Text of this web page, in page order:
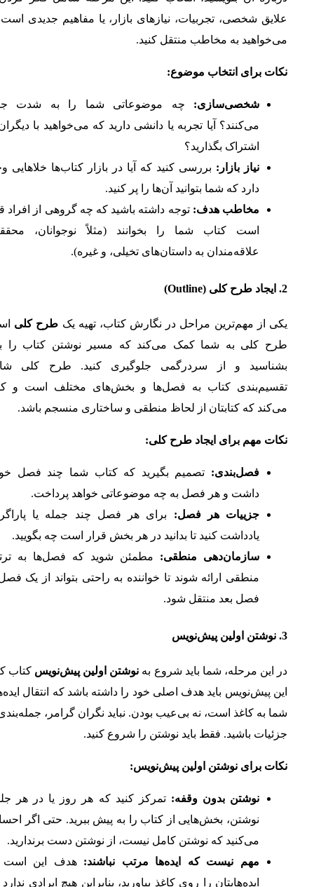
علایق شخصی، تجربیات، نیازهای بازار، یا مفاهیم جدیدی
می‌خواهید به مخاطب منتقل کنید.
نکات برای انتخاب موضوع:
شخصی‌سازی: چه موضوعاتی شما را به شدت
می‌کنند؟ آیا تجربه یا دانشی دارید که می‌خواهید با
اشتراک بگذارید؟
نیاز بازار: بررسی کنید که آیا در بازار کتاب‌ها خلاهایی
دارد که شما بتوانید آن‌ها را پر کنید.
مخاطب هدف: توجه داشته باشید که چه گروهی از افراد
است کتاب شما را بخوانند (مثلاً نوجوانان،
علاقه‌مندان به داستان‌های تخیلی، و غیره).
2. ایجاد طرح کلی (Outline)
یکی از مهم‌ترین مراحل در نگارش کتاب، تهیه یک طرح کلی
طرح کلی به شما کمک می‌کند که مسیر نوشتن کتاب را
بشناسید و از سردرگمی جلوگیری کنید. طرح کلی
تقسیم‌بندی کتاب به فصل‌ها و بخش‌های مختلف است و
می‌کند که کتابتان از لحاظ منطقی و ساختاری منسجم باشد.
نکات مهم برای ایجاد طرح کلی:
فصل‌بندی: تصمیم بگیرید که کتاب شما چند فصل
داشت و هر فصل به چه موضوعاتی خواهد پرداخت.
جزییات هر فصل: برای هر فصل چند جمله یا
یادداشت کنید تا بدانید در هر بخش قرار است چه بگویید.
سازمان‌دهی منطقی: مطمئن شوید که فصل‌ها به
منطقی ارائه شوند تا خواننده به راحتی بتواند از یک
فصل بعد منتقل شود.
3. نوشتن اولین پیش‌نویس
در این مرحله، شما باید شروع به نوشتن اولین پیش‌نویس کتاب
این پیش‌نویس باید هدف اصلی خود را داشته باشد که انتقال
شما به کاغذ است، نه بی‌عیب بودن. نباید نگران گرامر،
جزئیات باشید. فقط باید نوشتن را شروع کنید.
نکات برای نوشتن اولین پیش‌نویس:
نوشتن بدون وقفه: تمرکز کنید که هر روز یا در هر
نوشتن، بخش‌هایی از کتاب را به پیش ببرید. حتی اگر
می‌کنید که نوشتن کامل نیست، از نوشتن دست برندارید.
مهم نیست که ایده‌ها مرتب نباشند: هدف این است
ایده‌هایتان را روی کاغذ بیاورید، بنابراین هیچ ایرادی